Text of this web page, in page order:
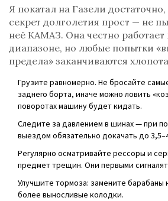
Я покатал на Газели
секрет долголетия прост — не
неё КАМАЗ. Она честно работает
диапазоне, но любые попытки
предела» заканчиваются
Грузите равномерно. Не бросайте
заднего борта, иначе можно ловить
поворотах машину будет кидать.
Следите за давлением в шинах — при
выездом обязательно докачать до
Регулярно осматривайте рессоры и
предмет трещин. Они первыми
Улучшите тормоза: замените барабаны
более выносливые колодки.